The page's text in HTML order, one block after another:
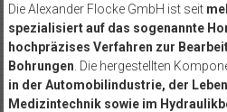
Die Alexander Flocke GmbH ist seit
spezialisiert auf das sogenannte
hochpräzises Verfahren zur
Bohrungen . Die hergestellten
in der Automobilindustrie, der
Medizintechnik sowie im